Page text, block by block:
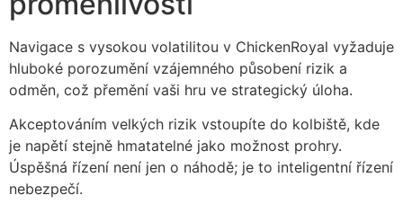
Navigace s vysokou volatilitou v ChickenRoyal vyžaduje
hluboké porozumění vzájemného působení rizik a
odměn, což přemění vaši hru ve strategický úloha.
Akceptováním velkých rizik vstoupíte do kolbiště, kde
je napětí stejně hmatatelné jako možnost prohry.
Úspěšná řízení není jen o náhodě; je to inteligentní řízení
nebezpečí.